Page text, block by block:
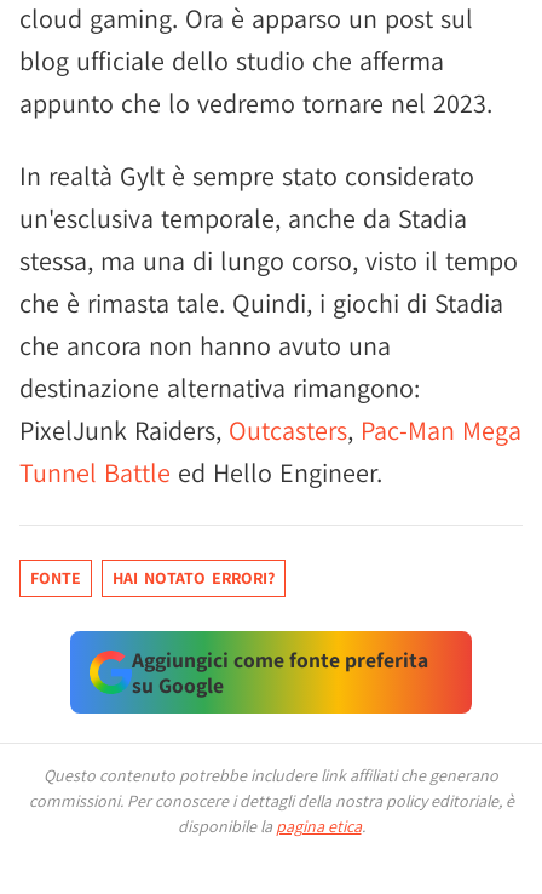
cloud gaming. Ora è apparso un post sul
blog ufficiale dello studio che afferma
appunto che lo vedremo tornare nel 2023.
In realtà Gylt è sempre stato considerato
un'esclusiva temporale, anche da Stadia
stessa, ma una di lungo corso, visto il tempo
che è rimasta tale. Quindi, i giochi di Stadia
che ancora non hanno avuto una
destinazione alternativa rimangono:
PixelJunk Raiders, Outcasters, Pac-Man Mega
Tunnel Battle ed Hello Engineer.
FONTE HAI NOTATO ERRORI?
Aggiungici come fonte preferita
su Google
Questo contenuto potrebbe includere link affiliati che generano
commissioni. Per conoscere i dettagli della nostra policy editoriale, è
disponibile la pagina etica.